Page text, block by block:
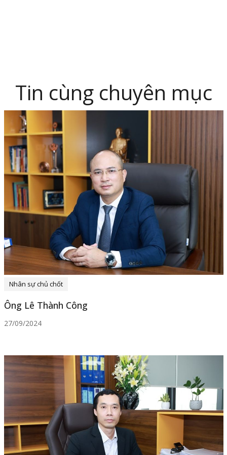
Tin cùng chuyên mục
Nhân sự chủ chốt
Ông Lê Thành Công
27/09/2024